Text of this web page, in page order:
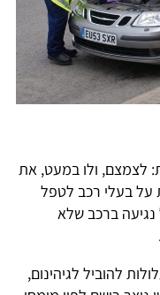
לצמצם, ולו במעט, את
על בעלי רכב לטפל
נגיעה ברכב שלא
להוביל לגיהינום,